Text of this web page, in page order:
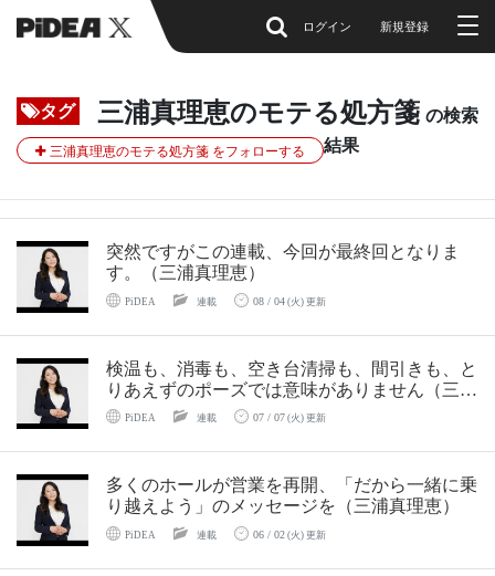
ログイン 新規登録
タグ 三浦真理恵のモテる処方箋 の検索
結果
三浦真理恵のモテる処方箋 をフォローする
突然ですがこの連載、今回が最終回となりま
す。（三浦真理恵）
PiDEA 連載 08 / 04(火) 更新
検温も、消毒も、空き台清掃も、間引きも、と
りあえずのポーズでは意味がありません（三浦
真理恵）
PiDEA 連載 07 / 07(火) 更新
多くのホールが営業を再開、「だから一緒に乗
り越えよう」のメッセージを（三浦真理恵）
PiDEA 連載 06 / 02(火) 更新